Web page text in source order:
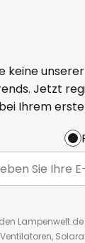
keine
Jetzt
Ihrem